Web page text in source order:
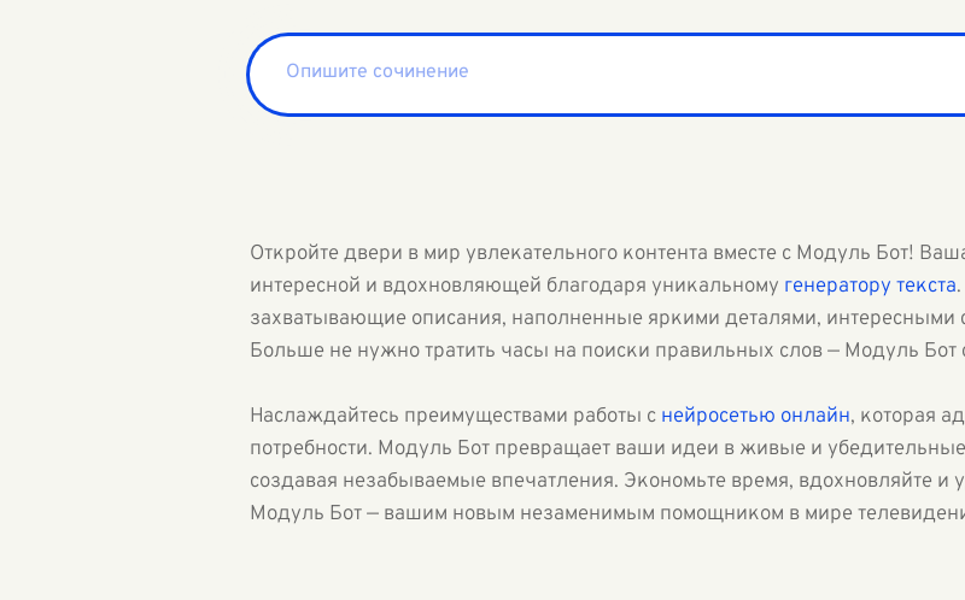
Откройте двери в мир увлекательного контента вместе с Модуль Бот!
интересной и вдохновляющей благодаря уникальному генератору текста
захватывающие описания, наполненные яркими деталями,
Больше не нужно тратить часы на поиски правильных слов — Модуль Бот
Наслаждайтесь преимуществами работы с нейросетью онлайн, которая
потребности. Модуль Бот превращает ваши идеи в живые и
создавая незабываемые впечатления. Экономьте время, вдохновляйте и
Модуль Бот — вашим новым незаменимым помощником в мире